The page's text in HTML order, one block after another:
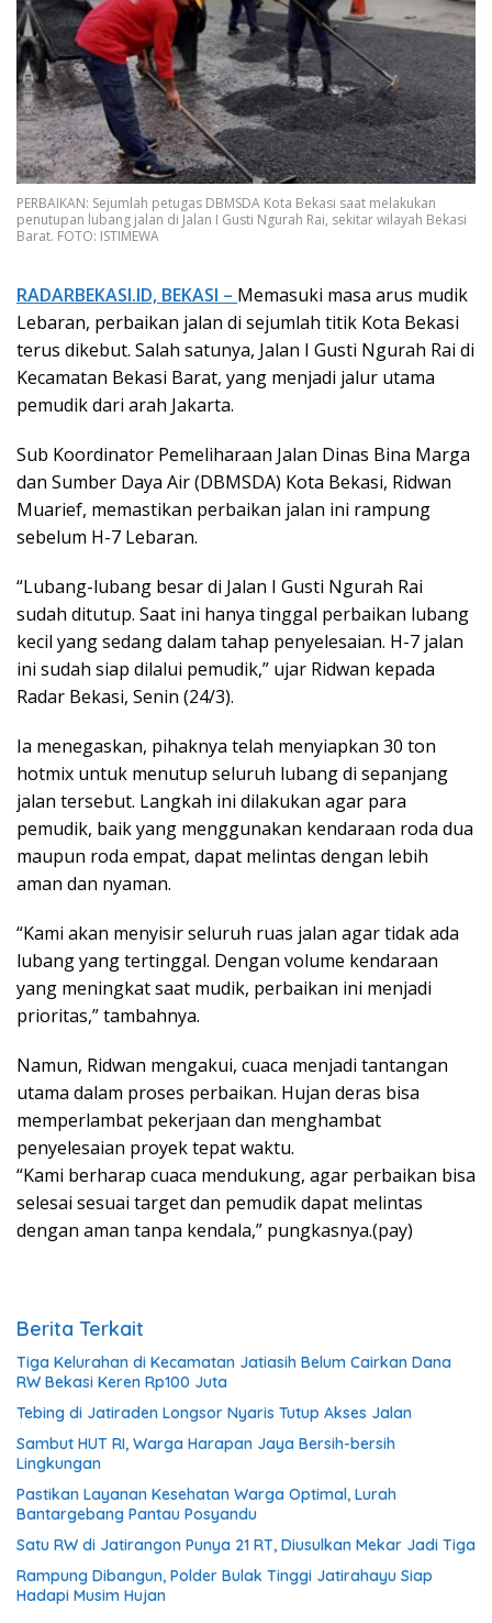
PERBAIKAN: Sejumlah petugas DBMSDA Kota Bekasi saat melakukan
penutupan lubang jalan di Jalan I Gusti Ngurah Rai, sekitar wilayah Bekasi
Barat. FOTO: ISTIMEWA
RADARBEKASI.ID, BEKASI – Memasuki masa arus mudik
Lebaran, perbaikan jalan di sejumlah titik Kota Bekasi
terus dikebut. Salah satunya, Jalan I Gusti Ngurah Rai di
Kecamatan Bekasi Barat, yang menjadi jalur utama
pemudik dari arah Jakarta.
Sub Koordinator Pemeliharaan Jalan Dinas Bina Marga
dan Sumber Daya Air (DBMSDA) Kota Bekasi, Ridwan
Muarief, memastikan perbaikan jalan ini rampung
sebelum H-7 Lebaran.
“Lubang-lubang besar di Jalan I Gusti Ngurah Rai
sudah ditutup. Saat ini hanya tinggal perbaikan lubang
kecil yang sedang dalam tahap penyelesaian. H-7 jalan
ini sudah siap dilalui pemudik,” ujar Ridwan kepada
Radar Bekasi, Senin (24/3).
Ia menegaskan, pihaknya telah menyiapkan 30 ton
hotmix untuk menutup seluruh lubang di sepanjang
jalan tersebut. Langkah ini dilakukan agar para
pemudik, baik yang menggunakan kendaraan roda dua
maupun roda empat, dapat melintas dengan lebih
aman dan nyaman.
“Kami akan menyisir seluruh ruas jalan agar tidak ada
lubang yang tertinggal. Dengan volume kendaraan
yang meningkat saat mudik, perbaikan ini menjadi
prioritas,” tambahnya.
Namun, Ridwan mengakui, cuaca menjadi tantangan
utama dalam proses perbaikan. Hujan deras bisa
memperlambat pekerjaan dan menghambat
penyelesaian proyek tepat waktu.
“Kami berharap cuaca mendukung, agar perbaikan bisa
selesai sesuai target dan pemudik dapat melintas
dengan aman tanpa kendala,” pungkasnya.(pay)
Berita Terkait
Tiga Kelurahan di Kecamatan Jatiasih Belum Cairkan Dana
RW Bekasi Keren Rp100 Juta
Tebing di Jatiraden Longsor Nyaris Tutup Akses Jalan
Sambut HUT RI, Warga Harapan Jaya Bersih-bersih
Lingkungan
Pastikan Layanan Kesehatan Warga Optimal, Lurah
Bantargebang Pantau Posyandu
Satu RW di Jatirangon Punya 21 RT, Diusulkan Mekar Jadi Tiga
Rampung Dibangun, Polder Bulak Tinggi Jatirahayu Siap
Hadapi Musim Hujan